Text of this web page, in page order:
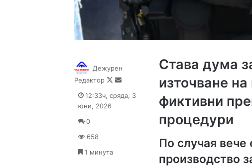
Става дума
източване
фиктивни
процедури
По случая
производство
Дежурен
Редактор
Follow
X
Send
email
12:33ч, сряда, 3
юни, 2026
0
658
1 минута